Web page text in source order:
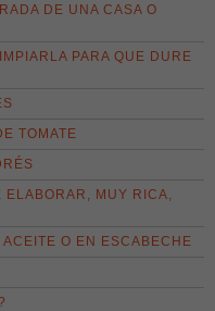
DE UNA CASA O
PARA QUE DURE
TOMATE
ELABORAR, MUY RICA,
O EN ESCABECHE